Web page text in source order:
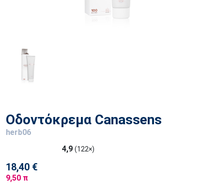
Οδοντόκρεμα Canassens
herb06
4,9 (122×)
18,40 €
9,50 π